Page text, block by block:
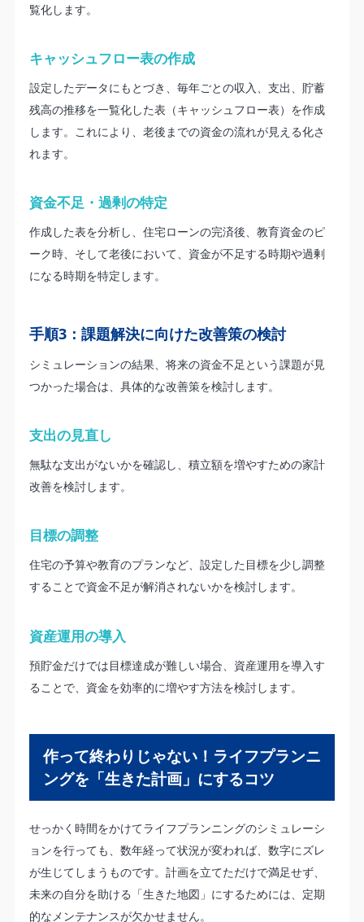
覧化します。
キャッシュフロー表の作成
設定したデータにもとづき、毎年ごとの収入、支出、貯蓄
残高の推移を一覧化した表（キャッシュフロー表）を作成
します。これにより、老後までの資金の流れが見える化さ
れます。
資金不足・過剰の特定
作成した表を分析し、住宅ローンの完済後、教育資金のピ
ーク時、そして老後において、資金が不足する時期や過剰
になる時期を特定します。
手順3：課題解決に向けた改善策の検討
シミュレーションの結果、将来の資金不足という課題が見
つかった場合は、具体的な改善策を検討します。
支出の見直し
無駄な支出がないかを確認し、積立額を増やすための家計
改善を検討します。
目標の調整
住宅の予算や教育のプランなど、設定した目標を少し調整
することで資金不足が解消されないかを検討します。
資産運用の導入
預貯金だけでは目標達成が難しい場合、資産運用を導入す
ることで、資金を効率的に増やす方法を検討します。
作って終わりじゃない！ライフプランニ
ングを「生きた計画」にするコツ
せっかく時間をかけてライフプランニングのシミュレーシ
ョンを行っても、数年経って状況が変われば、数字にズレ
が生じてしまうものです。計画を立てただけで満足せず、
未来の自分を助ける「生きた地図」にするためには、定期
的なメンテナンスが欠かせません。